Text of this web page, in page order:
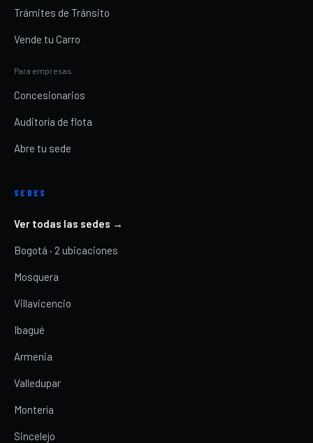
Trámites de Tránsito
Vende tu Carro
Para empresas
Concesionarios
Auditoría de flota
Abre tu sede
SEDES
Ver todas las sedes →
Bogotá · 2 ubicaciones
Mosquera
Villavicencio
Ibagué
Armenia
Valledupar
Montería
Sincelejo